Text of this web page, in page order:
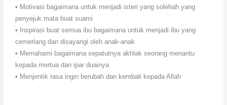
• Motivasi bagaimana untuk menjadi isteri yang solehah yang
penyejuk mata buat suami
• Inspirasi buat semua ibu bagaimana untuk menjadi ibu yang
cemerlang dan disayangi oleh anak-anak
• Memahami bagaimana sepatutnya akhlak seorang menantu
kepada mertua dan ipar duainya
• Menjentik rasa ingin berubah dan kembali kepada Allah